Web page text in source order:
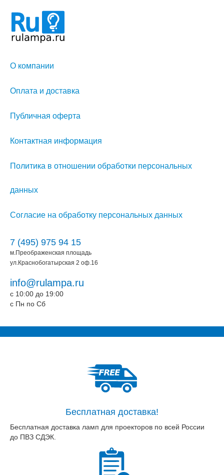
О компании
Оплата и доставка
Публичная оферта
Контактная информация
Политика в отношении обработки персональных
данных
Согласие на обработку персональных данных
7 (495) 975 94 15
м.Преображенская площадь
ул.Краснобогатырская 2 оф.16
info@rulampa.ru
c 10:00 до 19:00
c Пн по Сб
Бесплатная доставка!
Бесплатная доставка ламп для проекторов по всей России
до ПВЗ СДЭК.